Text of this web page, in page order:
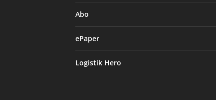
Abo
ePaper
Logistik Hero